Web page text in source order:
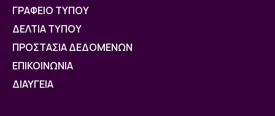
ΓΡΑΦΕΙΟ ΤΥΠΟΥ
ΔΕΛΤΙΑ ΤΥΠΟΥ
ΠΡΟΣΤΑΣΙΑ ΔΕΔΟΜΕΝΩΝ
ΕΠΙΚΟΙΝΩΝΙΑ
ΔΙΑΥΓΕΙΑ